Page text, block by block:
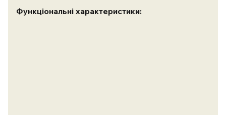
Функціональні характеристики: